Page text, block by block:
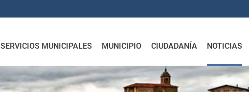
SERVICIOS MUNICIPALES MUNICIPIO CIUDADANÍA NOTICIAS